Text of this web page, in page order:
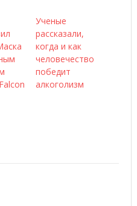
Ученые
рассказали,
когда и как
человечество
победит
алкоголизм